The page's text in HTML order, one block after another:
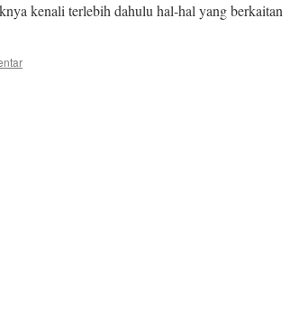
kenali terlebih dahulu hal-hal yang berkaitan